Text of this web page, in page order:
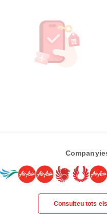
Consulteu tots